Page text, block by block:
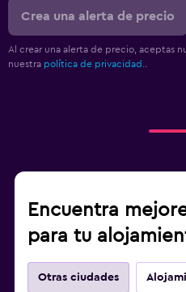
Crea una alerta de precio
Al crear una alerta de precio, aceptas
nuestra política de privacidad.
Encuentra
para tu
Otras ciudades